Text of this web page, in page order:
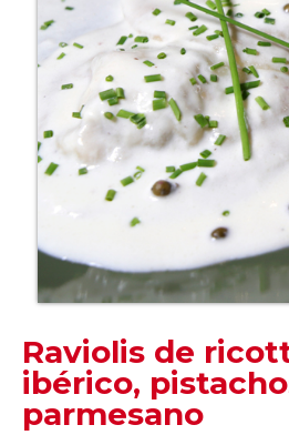
Raviolis de
ibérico,
parmesano